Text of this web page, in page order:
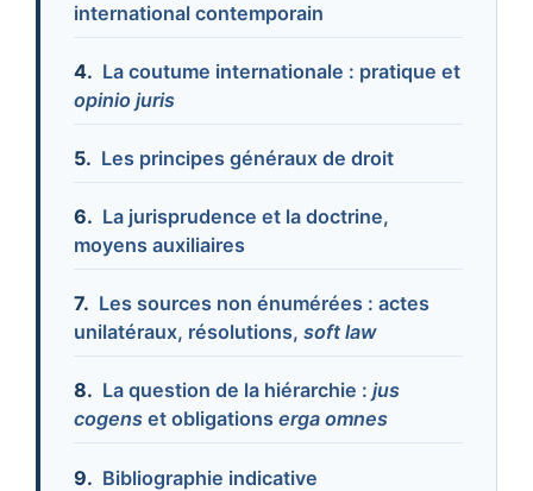
international contemporain
La coutume internationale : pratique et
opinio juris
Les principes généraux de droit
La jurisprudence et la doctrine,
moyens auxiliaires
Les sources non énumérées : actes
unilatéraux, résolutions, soft law
La question de la hiérarchie : jus
cogens et obligations erga omnes
Bibliographie indicative